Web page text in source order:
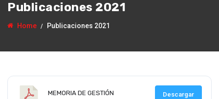
Publicaciones 2021
Home Publicaciones 2021
MEMORIA DE GESTIÓN Descargar